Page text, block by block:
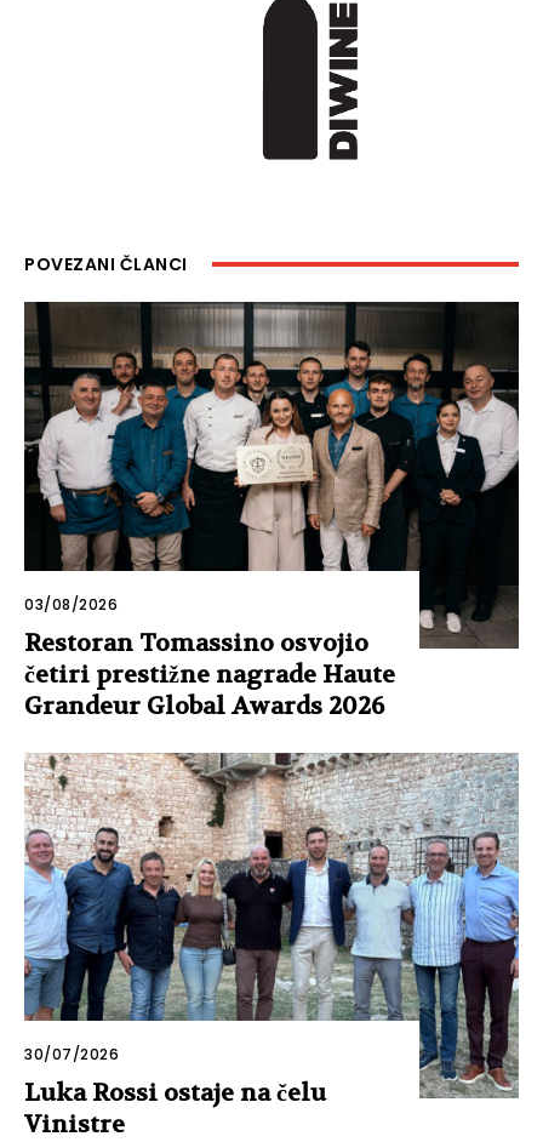
POVEZANI ČLANCI
03/08/2026
Restoran Tomassino osvojio
četiri prestižne nagrade Haute
Grandeur Global Awards 2026
30/07/2026
Luka Rossi ostaje na čelu
Vinistre